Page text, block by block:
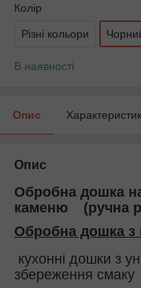
Колір
Різні кольори
В наявності
Опис
Опис
Обробна дошка на
каменю (ручна
Обробна дошка з
кухонні дошки з
збереження смаку